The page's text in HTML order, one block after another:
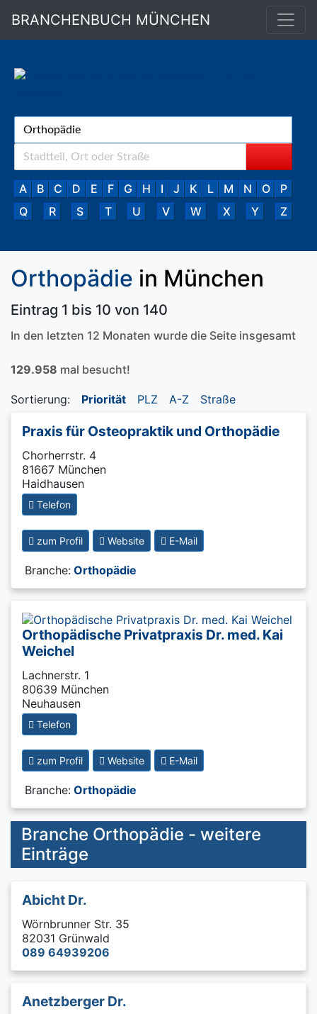
BRANCHENBUCH MÜNCHEN
A B C D E F G H I J K L M N O
P
Q
R S T U V W X Y Z
Orthopädie in München
Eintrag 1 bis 10 von 140
In den letzten 12 Monaten wurde die Seite insgesamt
129.958 mal besucht!
Sortierung: Priorität PLZ A-Z Straße
Praxis für Osteopraktik und Orthopädie
Chorherrstr. 4
81667 München
Haidhausen
Telefon
zum Profil Website E-Mail
Branche: Orthopädie
Orthopädische Privatpraxis Dr. med. Kai
Weichel
Lachnerstr. 1
80639 München
Neuhausen
Telefon
zum Profil Website E-Mail
Branche: Orthopädie
Branche Orthopädie - weitere
Einträge
Abicht Dr.
Wörnbrunner Str. 35
82031 Grünwald
089 64939206
Anetzberger Dr.